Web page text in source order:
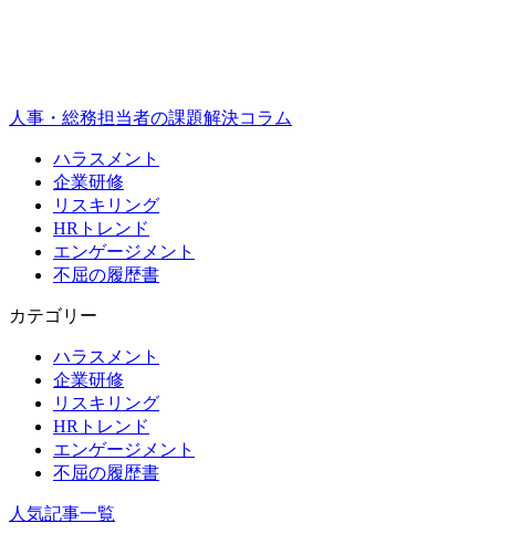
人事・総務担当者の課題解決コラム
ハラスメント
企業研修
リスキリング
HRトレンド
エンゲージメント
不屈の履歴書
カテゴリー
ハラスメント
企業研修
リスキリング
HRトレンド
エンゲージメント
不屈の履歴書
人気記事一覧